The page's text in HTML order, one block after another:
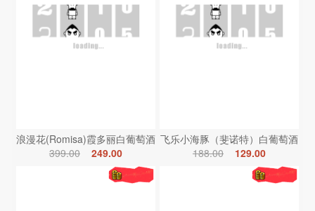
浪漫花(Romisa)霞多丽白葡萄酒
399.00
249.00
飞乐小海豚（斐诺特）白葡萄酒
188.00
129.00